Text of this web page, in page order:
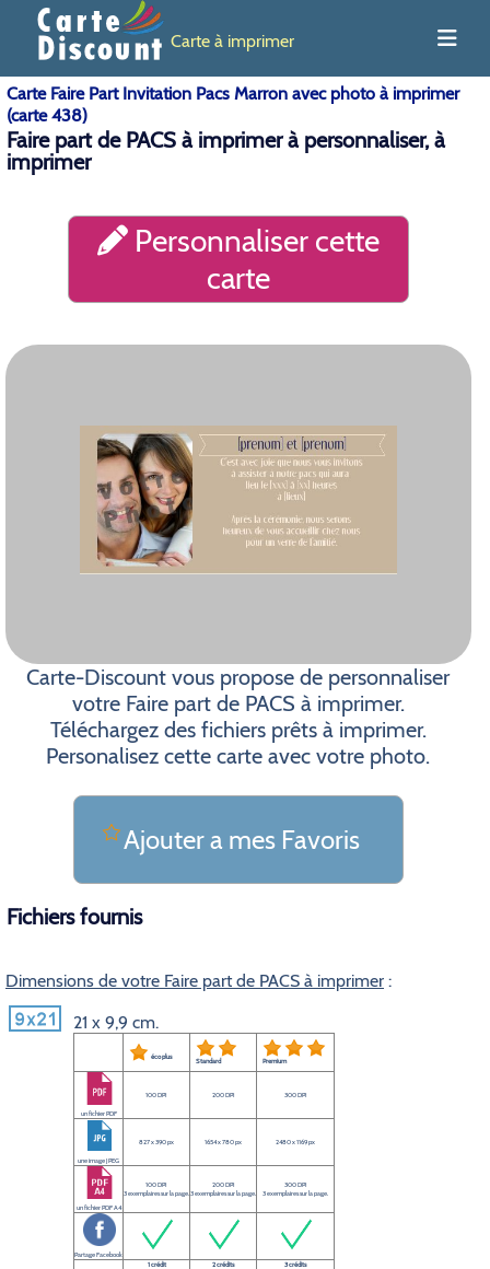
Carte à imprimer
Carte Faire Part Invitation Pacs Marron avec photo à imprimer
(carte 438)
Faire part de PACS à imprimer à personnaliser, à
imprimer
Personnaliser cette
carte
Carte-Discount vous propose de personnaliser
votre Faire part de PACS à imprimer.
Téléchargez des fichiers prêts à imprimer.
Personalisez cette carte avec votre photo.
Ajouter a mes Favoris
Fichiers fournis
Dimensions de votre Faire part de PACS à imprimer :
21 x 9,9 cm.
éco plus Standard Premium
un fichier PDF
100 DPI 200 DPI 300 DPI
une image JPEG
827 x 390 px 1654 x 780 px 2480 x 1169 px
un fichier PDF A4
100 DPI
3 exemplaires sur la page.
200 DPI
3 exemplaires sur la page.
300 DPI
3 exemplaires sur la page.
Partage Facebook
1 crédit
2 crédits
3 crédits